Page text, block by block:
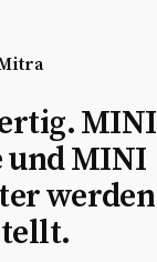
MINI
und MINI
werden